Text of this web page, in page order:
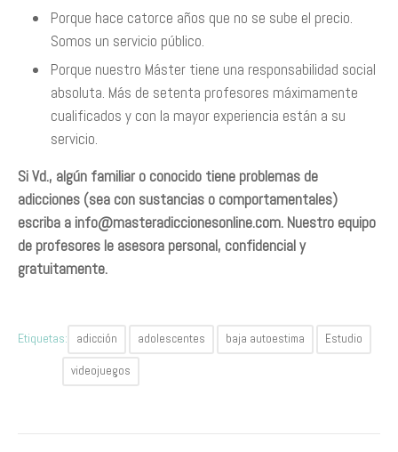
Porque hace catorce años que no se sube el precio.
Somos un servicio público.
Porque nuestro Máster tiene una responsabilidad social
absoluta. Más de setenta profesores máximamente
cualificados y con la mayor experiencia están a su
servicio.
Si Vd., algún familiar o conocido tiene problemas de
adicciones (sea con sustancias o comportamentales)
escriba a info@masteradiccionesonline.com. Nuestro equipo
de profesores le asesora personal, confidencial y
gratuitamente.
Etiquetas: adicción adolescentes baja autoestima Estudio
videojuegos